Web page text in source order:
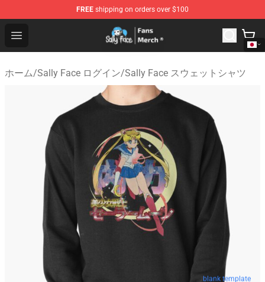
FREE shipping on orders over $100
Open menu
Sally Face Store - Official Sally Face Merchandise Shop
ホーム/Sally Face ログイン/Sally Face スウェットシャツ
blank template